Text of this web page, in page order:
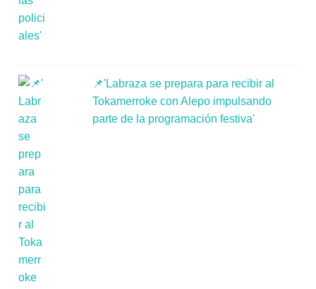
📌'Labraza se prepara para recibir al
Tokamerroke con Alepo impulsando
parte de la programación festiva'